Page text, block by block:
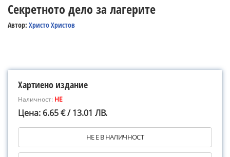
Секретното дело за лагерите
Автор: Христо Христов
Хартиено издание
Наличност: НЕ
Цена: 6.65 € / 13.01 ЛВ.
НЕ Е В НАЛИЧНОСТ